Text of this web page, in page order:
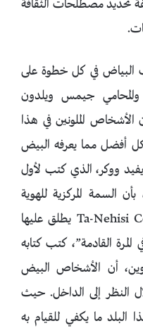
تحديد مصطلحات الثقافة
البياض في كل خطوة على
جيمس ويلدون
الملونين في هذا
أفضل مما يعرفه البيض
1829، جادل ديفيد ووكر، الذي كتب لأول
السمة المركزية للهوية
البيضاء كانت القتل. اليوم Ta-Nehisi Coates يطلق عليها
القادمة”، كتب كتابه
بالدوين، أن الأشخاص البيض
النظر إلى الداخل. حيث
ما يكفي للقيام به